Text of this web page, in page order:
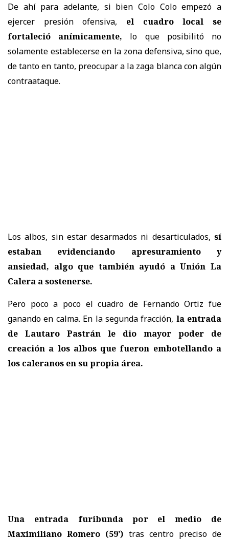
De ahí para adelante, si bien Colo Colo empezó a
ejercer presión ofensiva, el cuadro local se
fortaleció anímicamente, lo que posibilitó no
solamente establecerse en la zona defensiva, sino que,
de tanto en tanto, preocupar a la zaga blanca con algún
contraataque.
Los albos, sin estar desarmados ni desarticulados, sí
estaban evidenciando apresuramiento y
ansiedad, algo que también ayudó a Unión La
Calera a sostenerse.
Pero poco a poco el cuadro de Fernando Ortiz fue
ganando en calma. En la segunda fracción, la entrada
de Lautaro Pastrán le dio mayor poder de
creación a los albos que fueron embotellando a
los caleranos en su propia área.
Una entrada furibunda por el medio de
Maximiliano Romero (59’) tras centro preciso de